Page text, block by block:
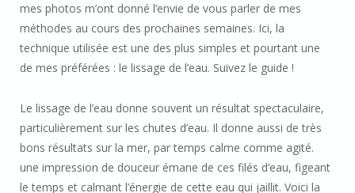
mes photos m’ont donné l’envie de vous parler de mes
méthodes au cours des prochaines semaines. Ici, la
technique utilisée est une des plus simples et pourtant une
de mes préférées : le lissage de l’eau. Suivez le guide !
Le lissage de l’eau donne souvent un résultat spectaculaire,
particulièrement sur les chutes d’eau. Il donne aussi de très
bons résultats sur la mer, par temps calme comme agité.
une impression de douceur émane de ces filés d’eau, figeant
le temps et calmant l’énergie de cette eau qui jaillit. Voici la